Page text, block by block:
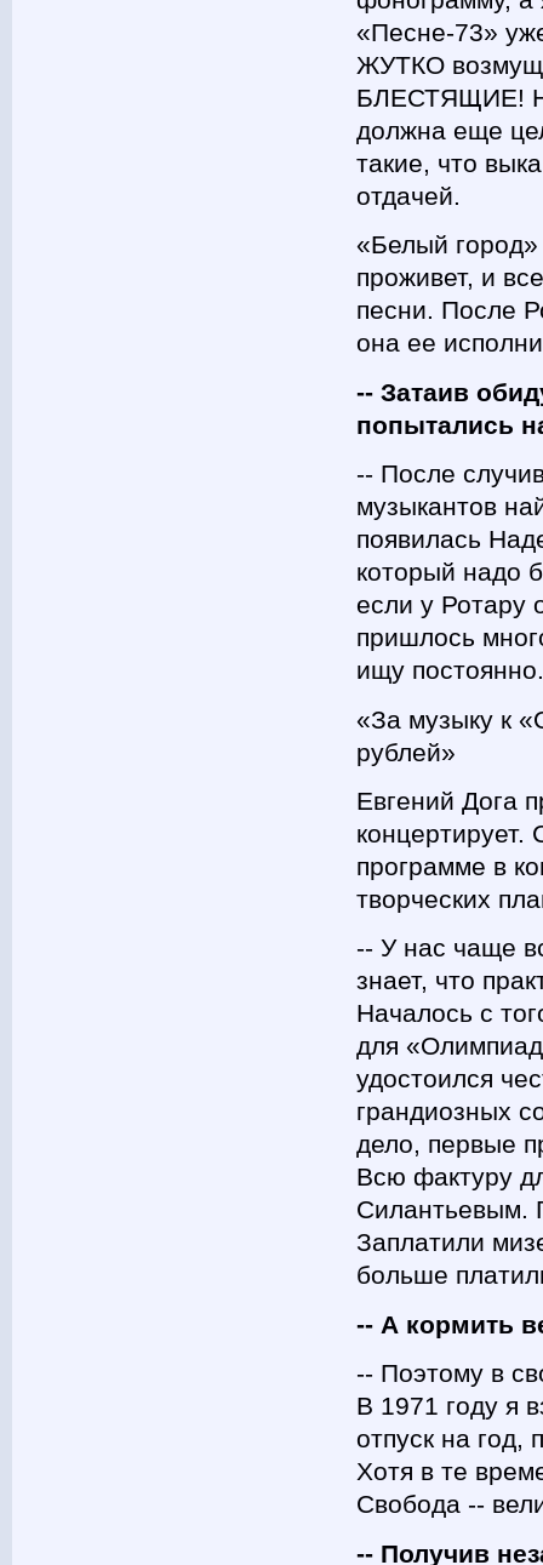
«Песне-73»
ЖУТКО
БЛЕСТЯЩИЕ!
должна еще
такие, что
отдачей.
«Белый
проживет, и
песни. После
она ее
-- Затаив
попытались
-- После
музыкантов
появилась
который надо
если у Ротару
пришлось
ищу
«За музыку к
рублей»
Евгений Дога
концертирует.
программе в
творческих
-- У нас чаще
знает, что
Началось с
для
удостоился
грандиозных
дело, первые
Всю фактуру
Силантьевым.
Заплатили
больше
-- А кормить
-- Поэтому в
В 1971 году я
отпуск на год,
Хотя в те
Свобода --
-- Получив